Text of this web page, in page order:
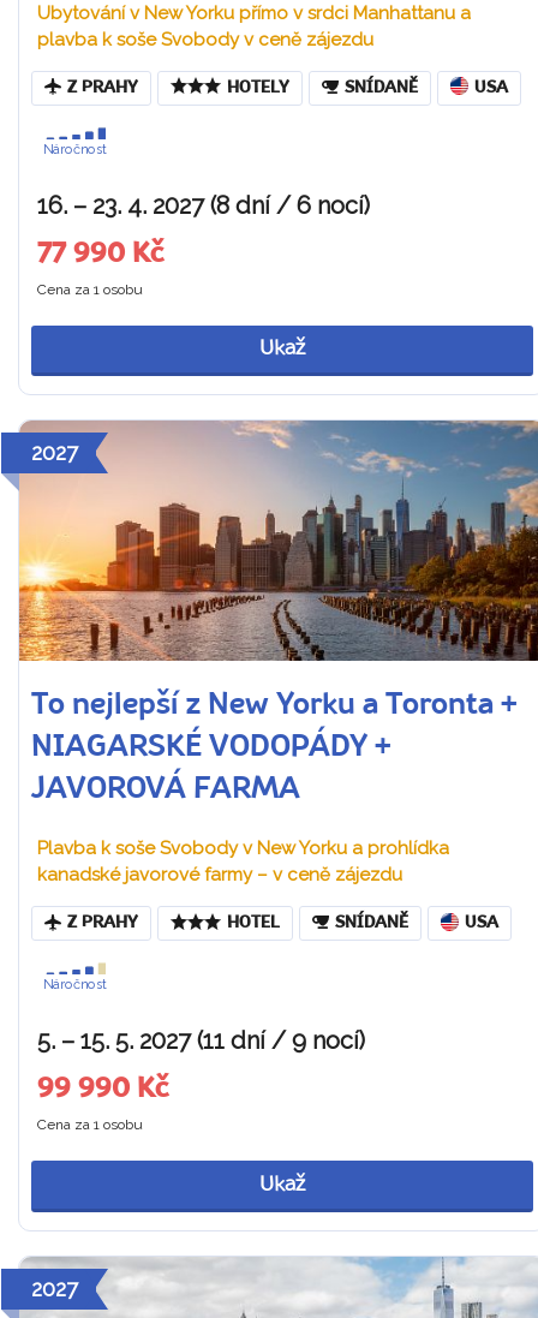
Ubytování v New Yorku přímo v srdci Manhattanu a
plavba k soše Svobody v ceně zájezdu
Z PRAHY HOTELY SNÍDANĚ USA
Náročnost
16. – 23. 4. 2027 (8 dní / 6 nocí)
77 990 Kč
Cena za 1 osobu
Ukaž
2027
To nejlepší z New Yorku a Toronta +
NIAGARSKÉ VODOPÁDY +
JAVOROVÁ FARMA
Plavba k soše Svobody v New Yorku a prohlídka
kanadské javorové farmy – v ceně zájezdu
Z PRAHY HOTEL SNÍDANĚ USA
Náročnost
5. – 15. 5. 2027 (11 dní / 9 nocí)
99 990 Kč
Cena za 1 osobu
Ukaž
2027